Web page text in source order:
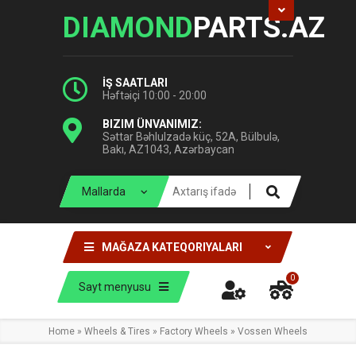
DIAMONDPARTS.AZ
İŞ SAATLARI
Həftəiçi 10:00 - 20:00
BIZIM ÜNVANIMIZ:
Səttar Bəhlulzadə küç, 52A, Bülbulə,
Bakı, AZ1043, Azərbaycan
MAĞAZA KATEQORIYALARI
Sayt menyusu
0
Home » Wheels & Tires » Factory Wheels » Vossen Wheels